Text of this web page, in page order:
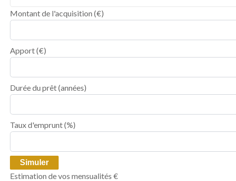
Montant de l'acquisition (€)
Apport(€)
Durée du prêt(années)
Taux d'emprunt(%)
Simuler
Estimation de vos mensualités €